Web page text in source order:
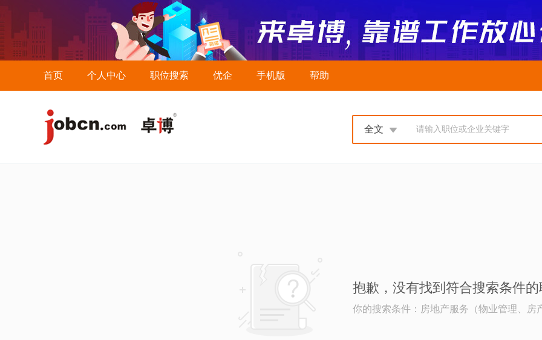
首页 个人中心 职位搜索 优企 手机版 帮助
请输入职位或企业关键字
全文
抱歉，没有找到符合搜索条件的
你的搜索条件：房地产服务（物业管理、房